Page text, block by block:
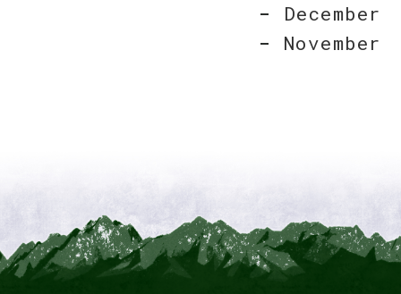
December
November